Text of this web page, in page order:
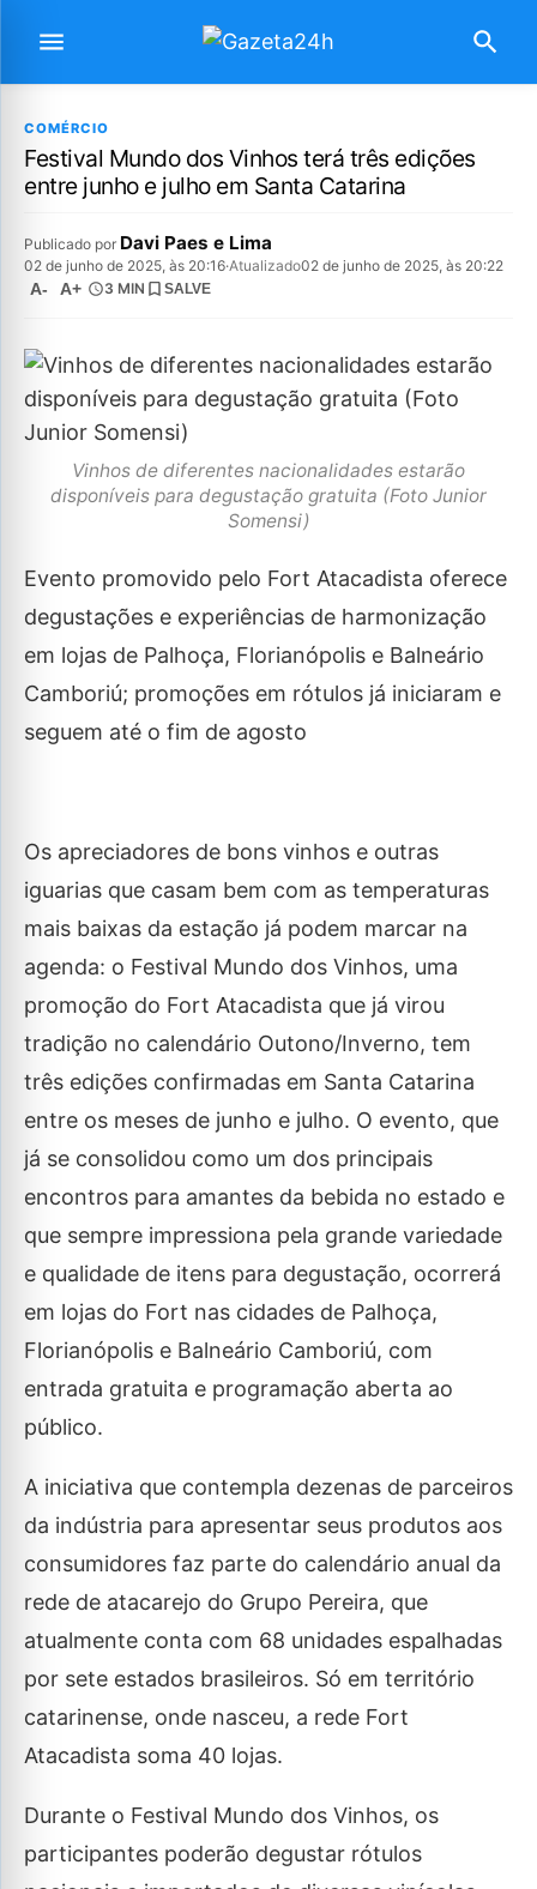
COMÉRCIO
Festival Mundo dos Vinhos terá três edições
entre junho e julho em Santa Catarina
Publicado por Davi Paes e Lima
02 de junho de 2025, às 20:16·Atualizado02 de junho de 2025, às 20:22
A- A+ 3 MIN SALVE
Vinhos de diferentes nacionalidades estarão
disponíveis para degustação gratuita (Foto Junior
Somensi)
Evento promovido pelo Fort Atacadista oferece
degustações e experiências de harmonização
em lojas de Palhoça, Florianópolis e Balneário
Camboriú; promoções em rótulos já iniciaram e
seguem até o fim de agosto
Os apreciadores de bons vinhos e outras
iguarias que casam bem com as temperaturas
mais baixas da estação já podem marcar na
agenda: o Festival Mundo dos Vinhos, uma
promoção do Fort Atacadista que já virou
tradição no calendário Outono/Inverno, tem
três edições confirmadas em Santa Catarina
entre os meses de junho e julho. O evento, que
já se consolidou como um dos principais
encontros para amantes da bebida no estado e
que sempre impressiona pela grande variedade
e qualidade de itens para degustação, ocorrerá
em lojas do Fort nas cidades de Palhoça,
Florianópolis e Balneário Camboriú, com
entrada gratuita e programação aberta ao
público.
A iniciativa que contempla dezenas de parceiros
da indústria para apresentar seus produtos aos
consumidores faz parte do calendário anual da
rede de atacarejo do Grupo Pereira, que
atualmente conta com 68 unidades espalhadas
por sete estados brasileiros. Só em território
catarinense, onde nasceu, a rede Fort
Atacadista soma 40 lojas.
Durante o Festival Mundo dos Vinhos, os
participantes poderão degustar rótulos